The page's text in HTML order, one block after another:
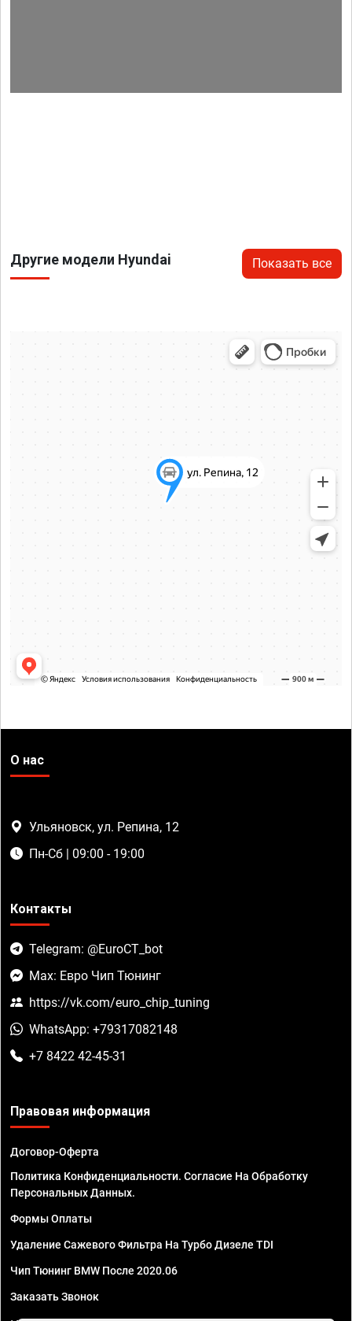
Другие модели Hyundai Показать все
О нас
Ульяновск, ул. Репина, 12
Пн-Сб | 09:00 - 19:00
Контакты
Telegram: @EuroCT_bot
Max: Евро Чип Тюнинг
https://vk.com/euro_chip_tuning
WhatsApp: +79317082148
+7 8422 42-45-31
Правовая информация
Договор-Оферта
Политика Конфиденциальности. Согласие На Обработку
Персональных Данных.
Формы Оплаты
Удаление Сажевого Фильтра На Турбо Дизеле TDI
Чип Тюнинг BMW После 2020.06
Заказать Звонок